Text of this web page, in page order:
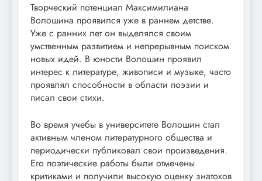
Творческий потенциал Максимилиана
Волошина проявился уже в раннем детстве.
Уже с ранних лет он выделялся своим
умственным развитием и непрерывным поиском
новых идей. В юности Волошин проявил
интерес к литературе, живописи и музыке, часто
проявлял способности в области поэзии и
писал свои стихи.
Во время учебы в университете Волошин стал
активным членом литературного общества и
периодически публиковал свои произведения.
Его поэтические работы были отмечены
критиками и получили высокую оценку знатоков